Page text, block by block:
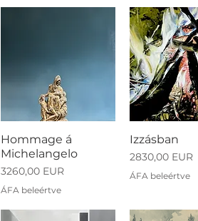
Hommage á
Michelangelo
Ár
3260,00 EUR
ÁFA beleértve
Izzásban
Ár
2830,00 EUR
ÁFA beleértve